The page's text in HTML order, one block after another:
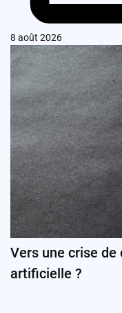
8 août 2026
Vers une crise de
artificielle ?